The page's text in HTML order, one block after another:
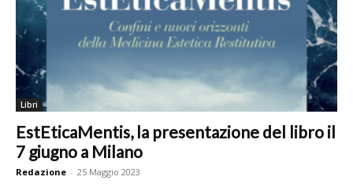
Libri
EstEticaMentis, la presentazione del libro il
7 giugno a Milano
Redazione - 25 Maggio 2023